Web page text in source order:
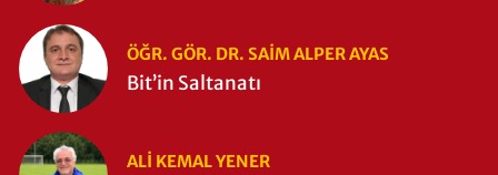
ÖĞR. GÖR. DR. SAIM ALPER AYAS
Bit’in Saltanatı
ALI KEMAL YENER